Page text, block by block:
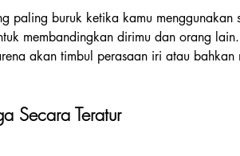
paling buruk ketika kamu
membandingkan dirimu dan orang
akan timbul perasaan iri atau
Secara Teratur